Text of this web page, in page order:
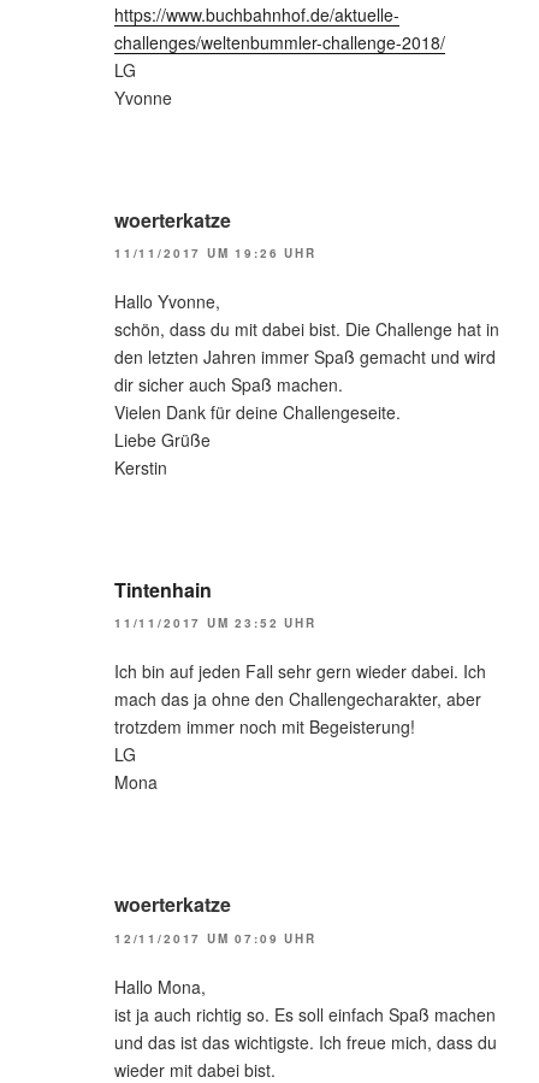
https://www.buchbahnhof.de/aktuelle-
challenges/weltenbummler-challenge-2018/
LG
Yvonne
woerterkatze
11/11/2017 UM 19:26 UHR
Hallo Yvonne,
schön, dass du mit dabei bist. Die Challenge hat in
den letzten Jahren immer Spaß gemacht und wird
dir sicher auch Spaß machen.
Vielen Dank für deine Challengeseite.
Liebe Grüße
Kerstin
Tintenhain
11/11/2017 UM 23:52 UHR
Ich bin auf jeden Fall sehr gern wieder dabei. Ich
mach das ja ohne den Challengecharakter, aber
trotzdem immer noch mit Begeisterung!
LG
Mona
woerterkatze
12/11/2017 UM 07:09 UHR
Hallo Mona,
ist ja auch richtig so. Es soll einfach Spaß machen
und das ist das wichtigste. Ich freue mich, dass du
wieder mit dabei bist.